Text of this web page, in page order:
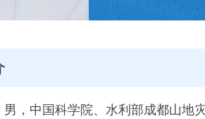
男，中国科学院、水利部成都山地